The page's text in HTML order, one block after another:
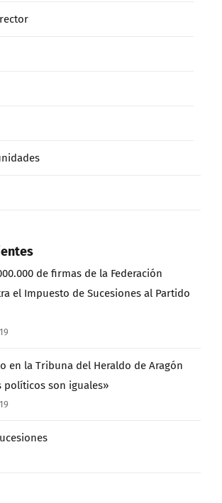
de firmas de la Federación
el Impuesto de Sucesiones al Partido
en la Tribuna del Heraldo de Aragón
políticos son iguales»